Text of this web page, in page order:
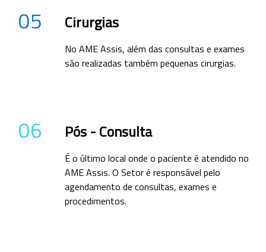
05 Cirurgias
No AME Assis, além das consultas e exames
são realizadas também pequenas cirurgias.
06 Pós - Consulta
É o último local onde o paciente é atendido no
AME Assis. O Setor é responsável pelo
agendamento de consultas, exames e
procedimentos.